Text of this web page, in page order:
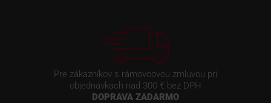
Pre zákazníkov s rámovcovou zmluvou pri
objednávkach nad 300 € bez DPH
DOPRAVA ZADARMO